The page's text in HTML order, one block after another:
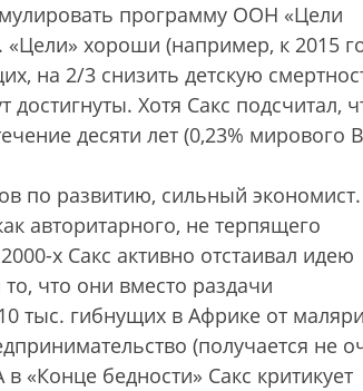
программу ООН «Цели
«Цели» хороши (например, к 2015
на 2/3 снизить детскую
Хотя Сакс подсчитал,
десяти лет (0,23% мирового
по развитию, сильный
авторитарного, не терпящего
х Сакс активно отстаивал идею
что они вместо раздачи
тыс. гибнущих в Африке от
(получается не
«Конце бедности» Сакс критикует